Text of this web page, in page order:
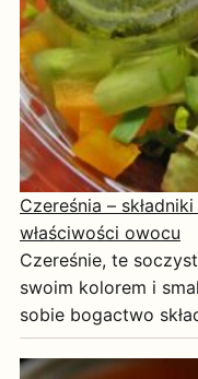
Czereśnia –
właściwości owocu
Czereśnie, te
swoim kolorem i
sobie bogactwo